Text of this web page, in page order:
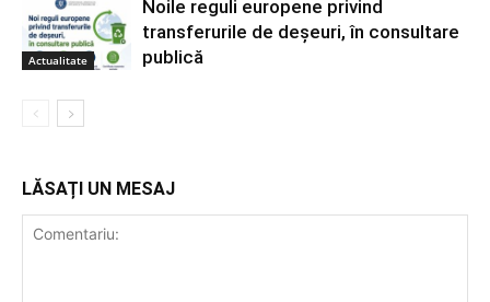
Actualitate
Noile reguli europene privind
transferurile de deșeuri, în consultare
publică
LĂSAȚI UN MESAJ